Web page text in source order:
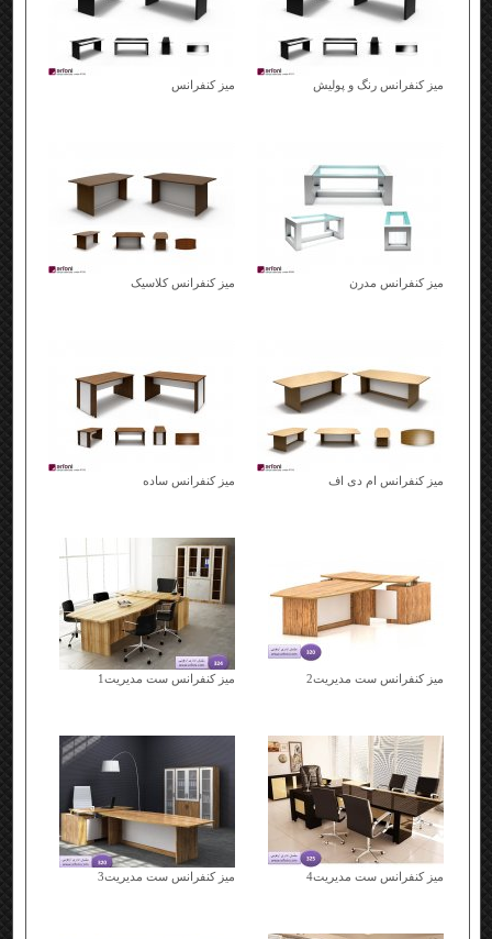
میز کنفرانس میز کنفرانس رنگ و پولیش
میز کنفرانس کلاسیک میز کنفرانس مدرن
میز کنفرانس ساده میز کنفرانس ام دی اف
میز کنفرانس ست مدیریت1 میز کنفرانس ست مدیریت2
میز کنفرانس ست مدیریت3 میز کنفرانس ست مدیریت4